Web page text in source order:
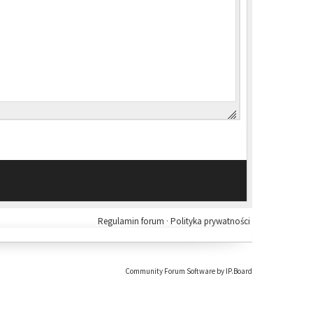
Polityka prywatności
Regulamin forum ·
Community Forum Software by IP.Board